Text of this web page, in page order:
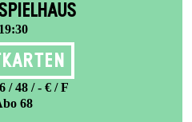
19:30
/ 48 / - € / F
68